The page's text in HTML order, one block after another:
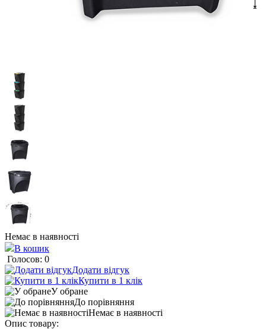
Немає в наявності
В кошик
Голосов: 0
Додати відгук
Купити в 1 клік
У обране
До порівняння
Немає в наявності
Опис товару: